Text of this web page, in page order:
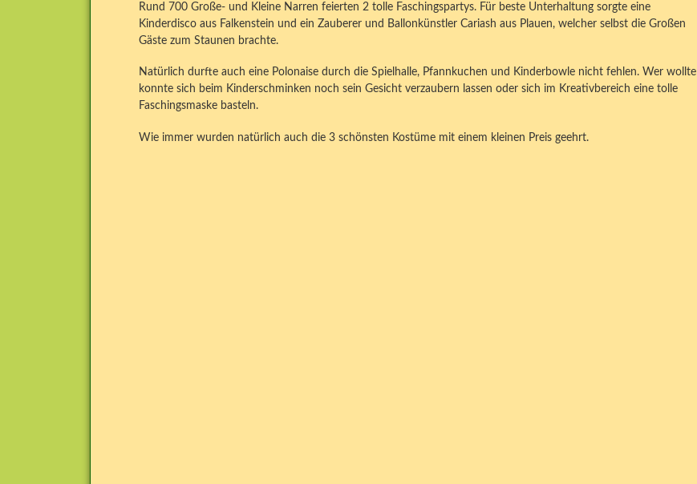
Rund 700 Große- und Kleine Narren feierten 2 tolle Faschingspartys. Für beste Unterhaltung sorgte eine
Kinderdisco aus Falkenstein und ein Zauberer und Ballonkünstler Cariash aus Plauen, welcher selbst die Großen
Gäste zum Staunen brachte.
Natürlich durfte auch eine Polonaise durch die Spielhalle, Pfannkuchen und Kinderbowle nicht fehlen. Wer wollte
konnte sich beim Kinderschminken noch sein Gesicht verzaubern lassen oder sich im Kreativbereich eine tolle
Faschingsmaske basteln.
Wie immer wurden natürlich auch die 3 schönsten Kostüme mit einem kleinen Preis geehrt.